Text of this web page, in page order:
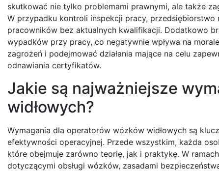
skutkować nie tylko problemami prawnymi, ale także
W przypadku kontroli inspekcji pracy,
pracowników bez aktualnych kwalifikacji. Dodatkowo
wypadków przy pracy, co negatywnie wpływa na
zagrożeń i podejmować działania mające na celu
odnawiania certyfikatów.
Jakie są najważniejsze
widłowych?
Wymagania dla operatorów wózków widłowych są
efektywności operacyjnej. Przede wszystkim, każda
które obejmuje zarówno teorię, jak i praktykę. W
dotyczącymi obsługi wózków, zasadami